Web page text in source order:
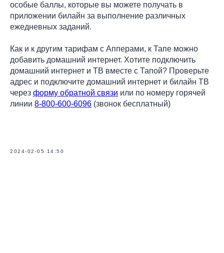
особые баллы, которые вы можете получать в
приложении билайн за выполнение различных
ежедневных заданий.
Как и к другим тарифам с Апперами, к Тапе можно
добавить домашний интернет. Хотите подключить
домашний интернет и ТВ вместе с Тапой? Проверьте
адрес и подключите домашний интернет и билайн ТВ
через форму обратной связи или по номеру горячей
линии 8-800-600-6096 (звонок бесплатный)
2024-02-05 14:50